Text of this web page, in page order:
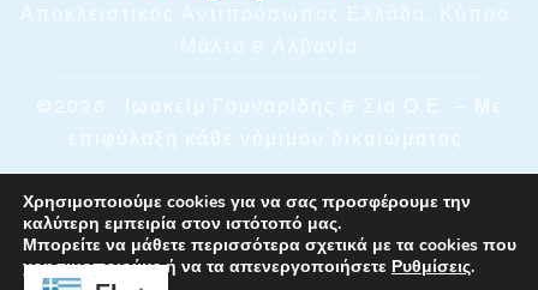
Αποκλειστικός Αντιπρόσωπος Ελλάδα, Κύπρο,
Μάλτα & Αλβανία
©2026.
Ιωακείμ Γουναρίδης & Σια Ο.Ε. – Με
επιφύλαξη κάθε νόμιμου δικαιώματος.
Χρησιμοποιούμε cookies για να σας προσφέρουμε την
καλύτερη εμπειρία στον ιστότοπό μας.
Μπορείτε να μάθετε περισσότερα σχετικά με τα cookies που
χρησιμοποιούμε ή να τα απενεργοποιήσετε Ρυθμίσεις.